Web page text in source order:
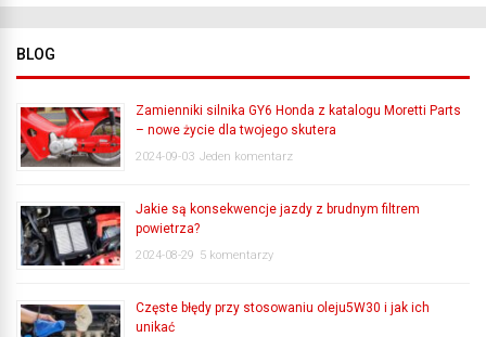
BLOG
Zamienniki silnika GY6 Honda z katalogu Moretti Parts
– nowe życie dla twojego skutera
2024-09-03 Jeden komentarz
Jakie są konsekwencje jazdy z brudnym filtrem
powietrza?
2024-08-29 5 komentarzy
Częste błędy przy stosowaniu oleju5W30 i jak ich
unikać